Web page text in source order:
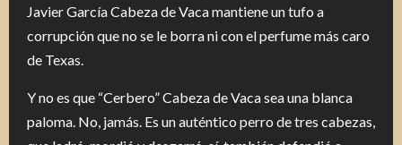
Javier García Cabeza de Vaca mantiene un tufo a
corrupción que no se le borra ni con el perfume más caro
de Texas.
Y no es que “Cerbero” Cabeza de Vaca sea una blanca
paloma. No, jamás. Es un auténtico perro de tres cabezas,